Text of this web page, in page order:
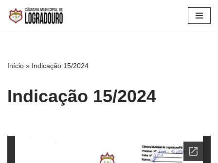
Pular
Início » Indicação 15/2024
Indicação 15/2024